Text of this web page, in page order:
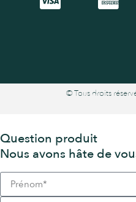
© Tous droits
Question produit
Nous avons hâte de